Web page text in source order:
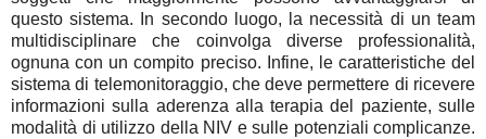
questo sistema. In secondo luogo, la necessità di un team
multidisciplinare che coinvolga diverse professionalità,
ognuna con un compito preciso. Infine, le caratteristiche del
sistema di telemonitoraggio, che deve permettere di ricevere
informazioni sulla aderenza alla terapia del paziente, sulle
modalità di utilizzo della NIV e sulle potenziali complicanze.